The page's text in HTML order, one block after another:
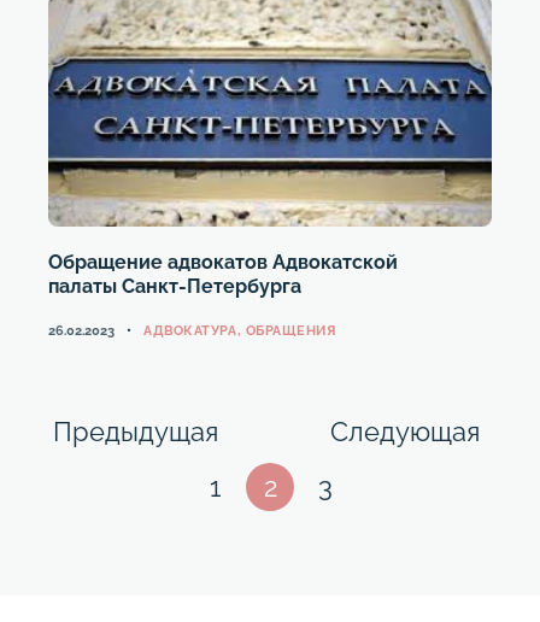
Обращение адвокатов Адвокатской
палаты Санкт-Петербурга
26.02.2023 КАТЕГОРИИ
АДВОКАТУРА, ОБРАЩЕНИЯ
Навигация
по
ПредыдущаяСтраница
Страница
1 Страница
2 Страница
3
Следующая